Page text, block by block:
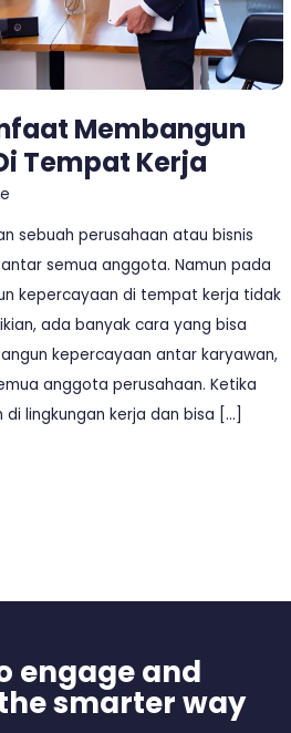
Membangun
Tempat Kerja
sebuah perusahaan atau bisnis
semua anggota. Namun pada
kepercayaan di tempat kerja tidak
ada banyak cara yang bisa
kepercayaan antar karyawan,
anggota perusahaan. Ketika
lingkungan kerja dan bisa […]
engage and
smarter way